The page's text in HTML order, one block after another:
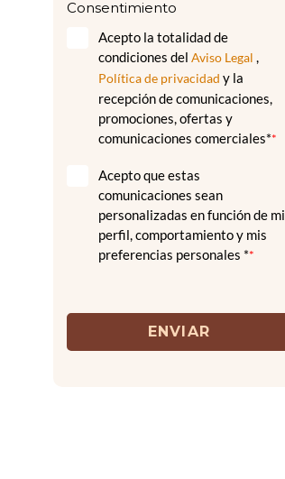
Consentimiento
Acepto la totalidad de
condiciones delAviso Legal ,
Política de privacidad y la
recepción de comunicaciones,
promociones, ofertas y
comunicaciones comerciales**
Acepto que estas
comunicaciones sean
personalizadas en función de mi
perfil, comportamiento y mis
preferencias personales **
ENVIAR